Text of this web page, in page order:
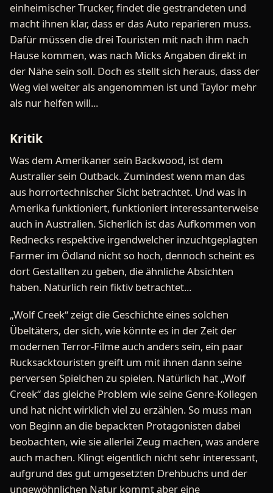
einheimischer Trucker, findet die gestrandeten und
macht ihnen klar, dass er das Auto reparieren muss.
Dafür müssen die drei Touristen mit nach ihm nach
Hause kommen, was nach Micks Angaben direkt in
der Nähe sein soll. Doch es stellt sich heraus, dass der
Weg viel weiter als angenommen ist und Taylor mehr
als nur helfen will...
Kritik
Was dem Amerikaner sein Backwood, ist dem
Australier sein Outback. Zumindest wenn man das
aus horrortechnischer Sicht betrachtet. Und was in
Amerika funktioniert, funktioniert interessanterweise
auch in Australien. Sicherlich ist das Aufkommen von
Rednecks respektive irgendwelcher inzuchtgeplagten
Farmer im Ödland nicht so hoch, dennoch scheint es
dort Gestallten zu geben, die ähnliche Absichten
haben. Natürlich rein fiktiv betrachtet...
„Wolf Creek“ zeigt die Geschichte eines solchen
Übeltäters, der sich, wie könnte es in der Zeit der
modernen Terror-Filme auch anders sein, ein paar
Rucksacktouristen greift um mit ihnen dann seine
perversen Spielchen zu spielen. Natürlich hat „Wolf
Creek“ das gleiche Problem wie seine Genre-Kollegen
und hat nicht wirklich viel zu erzählen. So muss man
von Beginn an die bepackten Protagonisten dabei
beobachten, wie sie allerlei Zeug machen, was andere
auch machen. Klingt eigentlich nicht sehr interessant,
aufgrund des gut umgesetzten Drehbuchs und der
ungewöhnlichen Natur kommt aber eine